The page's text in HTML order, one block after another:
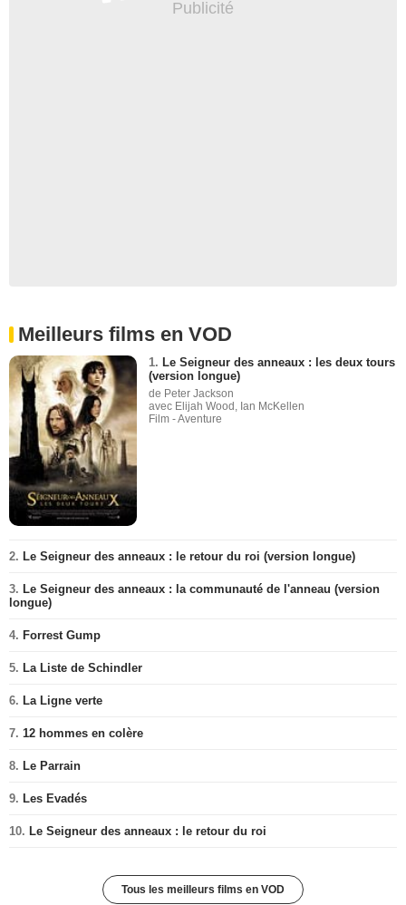
Meilleurs films en VOD
1. Le Seigneur des anneaux : les deux tours
(version longue)
de Peter Jackson
avec Elijah Wood, Ian McKellen
Film - Aventure
2. Le Seigneur des anneaux : le retour du roi (version longue)
3. Le Seigneur des anneaux : la communauté de l'anneau (version
longue)
4. Forrest Gump
5. La Liste de Schindler
6. La Ligne verte
7. 12 hommes en colère
8. Le Parrain
9. Les Evadés
10. Le Seigneur des anneaux : le retour du roi
Tous les meilleurs films en VOD